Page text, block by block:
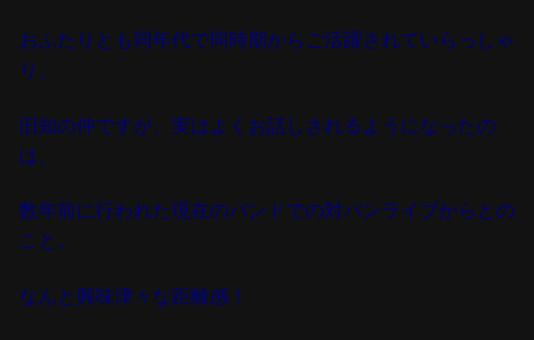
おふたりとも同年代で同時期から ご活躍されていらっしゃ
り、
旧知の仲ですが、 実はよくお話しされるようになったの
は、
数年前に行われた現在のバンドでの対バンライブからとの
こと。
なんと興味津々な距離感！